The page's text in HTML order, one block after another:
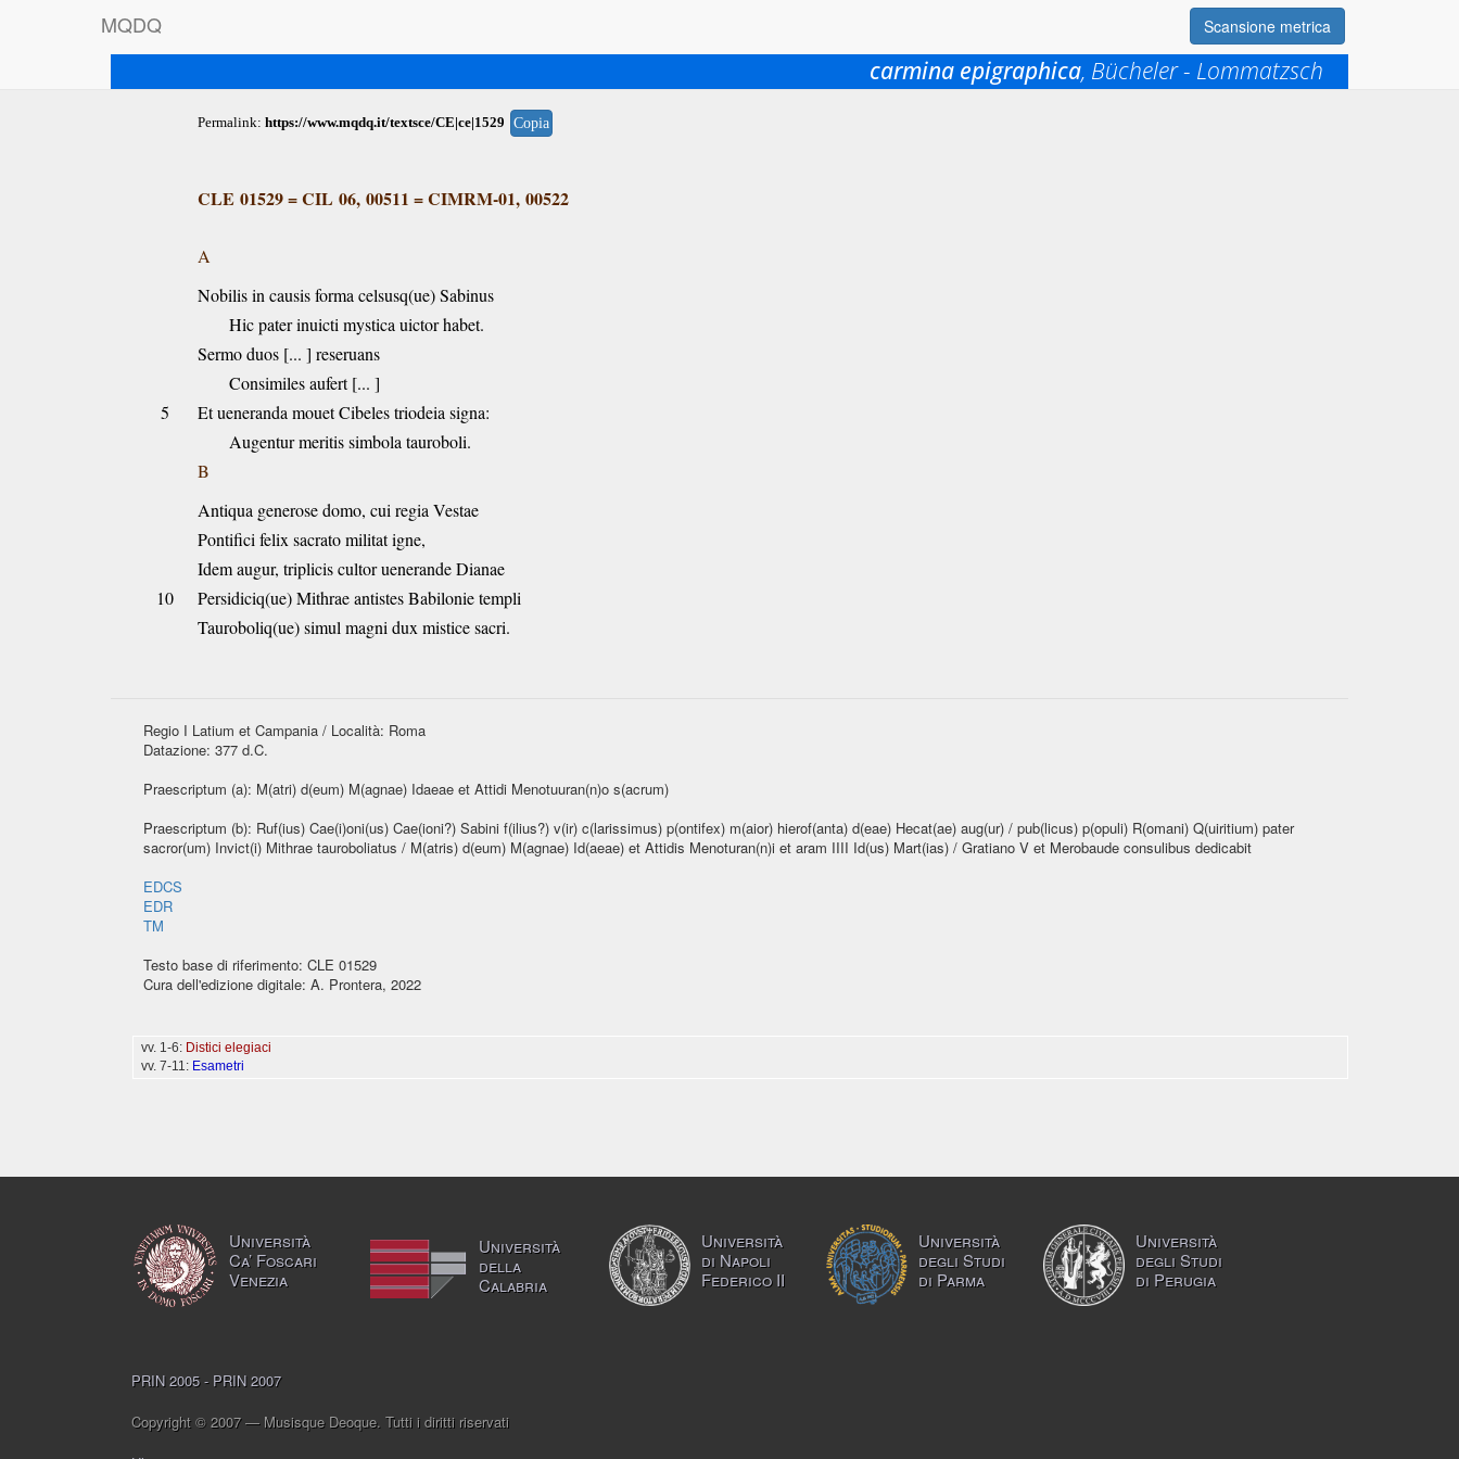
MQDQ Scansione metrica
carmina epigraphica, Bücheler - Lommatzsch
Permalink: https://www.mqdq.it/textsce/CE|ce|1529 Copia
CLE 01529=CIL 06, 00511 =CIMRM-01, 00522
A
Nobilis in causis forma celsusq(ue) Sabinus
Hic pater inuicti mystica uictor habet.
Sermo duos [... ] reseruans
Consimiles aufert [... ]
5
Et ueneranda mouet Cibeles triodeia signa:
Augentur meritis simbola tauroboli.
B
Antiqua generose domo, cui regia Vestae
Pontifici felix sacrato militat igne,
Idem augur, triplicis cultor uenerande Dianae
10
Persidiciq(ue) Mithrae antistes Babilonie templi
Tauroboliq(ue) simul magni dux mistice sacri.
Regio I Latium et Campania / Località: Roma
Datazione: 377 d.C.
Praescriptum (a): M(atri) d(eum) M(agnae) Idaeae et Attidi Menotuuran(n)o s(acrum)
Praescriptum (b): Ruf(ius) Cae(i)oni(us) Cae(ioni?) Sabini f(ilius?) v(ir) c(larissimus) p(ontifex) m(aior) hierof(anta) d(eae) Hecat(ae) aug(ur) / pub(licus) p(opuli) R(omani) Q(uiritium) pater
sacror(um) Invict(i) Mithrae tauroboliatus / M(atris) d(eum) M(agnae) Id(aeae) et Attidis Menoturan(n)i et aram IIII Id(us) Mart(ias) / Gratiano V et Merobaude consulibus dedicabit
EDCS
EDR
TM
Testo base di riferimento: CLE 01529
Cura dell'edizione digitale: A. Prontera, 2022
vv. 1-6: Distici elegiaci
vv. 7-11: Esametri
Università
Ca’ Foscari
Venezia
Università
della
Calabria
Università
di Napoli
Federico II
Università
degli Studi
di Parma
Università
degli Studi
di Perugia
PRIN 2005 - PRIN 2007
Copyright © 2007 — Musisque Deoque. Tutti i diritti riservati